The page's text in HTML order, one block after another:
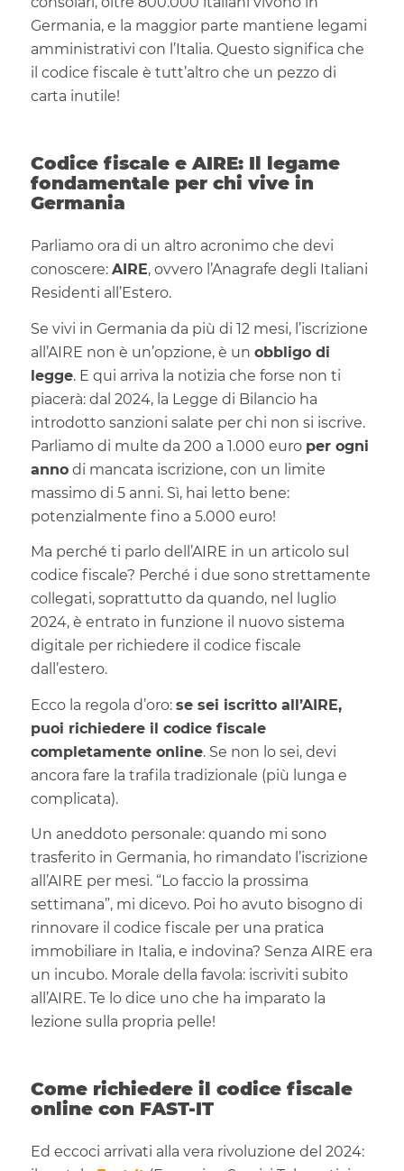
Germania, e la maggior parte mantiene legami
amministrativi con l’Italia. Questo significa che
il codice fiscale è tutt’altro che un pezzo di
carta inutile!
Codice fiscale e AIRE: Il legame
fondamentale per chi vive in
Germania
Parliamo ora di un altro acronimo che devi
conoscere: AIRE, ovvero l’Anagrafe degli Italiani
Residenti all’Estero.
Se vivi in Germania da più di 12 mesi, l’iscrizione
all’AIRE non è un’opzione, è un obbligo di
legge. E qui arriva la notizia che forse non ti
piacerà: dal 2024, la Legge di Bilancio ha
introdotto sanzioni salate per chi non si iscrive.
Parliamo di multe da 200 a 1.000 euro per ogni
annodi mancata iscrizione, con un limite
massimo di 5 anni. Sì, hai letto bene:
potenzialmente fino a 5.000 euro!
Ma perché ti parlo dell’AIRE in un articolo sul
codice fiscale? Perché i due sono strettamente
collegati, soprattutto da quando, nel luglio
2024, è entrato in funzione il nuovo sistema
digitale per richiedere il codice fiscale
dall’estero.
Ecco la regola d’oro: se sei iscritto all’AIRE,
puoi richiedere il codice fiscale
completamente online. Se non lo sei, devi
ancora fare la trafila tradizionale (più lunga e
complicata).
Un aneddoto personale: quando mi sono
trasferito in Germania, ho rimandato l’iscrizione
all’AIRE per mesi. “Lo faccio la prossima
settimana”, mi dicevo. Poi ho avuto bisogno di
rinnovare il codice fiscale per una pratica
immobiliare in Italia, e indovina? Senza AIRE era
un incubo. Morale della favola: iscriviti subito
all’AIRE. Te lo dice uno che ha imparato la
lezione sulla propria pelle!
Come richiedere il codice fiscale
online con FAST-IT
Ed eccoci arrivati alla vera rivoluzione del 2024: